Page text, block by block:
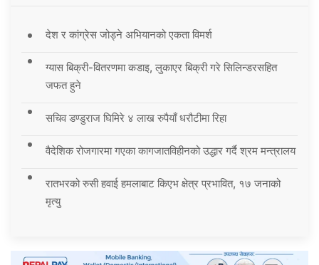
देश र कांग्रेस जोड्ने अभियानको एकता विमर्श
ग्यास बिक्री-वितरणमा कडाइ, लुकाएर बिक्री गरे सिलिन्डरसहित
जफत हुने
सचिव डण्डुराज घिमिरे ४ लाख रुपैयाँ धरौटीमा रिहा
वैदेशिक रोजगारमा गएका कागजातविहीनको उद्धार गर्दै श्रम मन्त्रालय
रातभरको रुसी हवाई हमलाबाट किएभ क्षेत्र प्रभावित, १७ जनाको
मृत्यु